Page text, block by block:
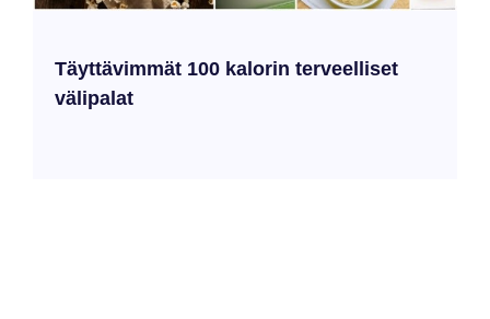
Täyttävimmät 100 kalorin terveelliset
välipalat